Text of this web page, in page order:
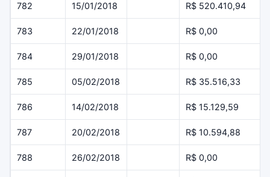
782 15/01/2018 R$ 520.410,94
783 22/01/2018 R$ 0,00
784 29/01/2018 R$ 0,00
785 05/02/2018 R$ 35.516,33
786 14/02/2018 R$ 15.129,59
787 20/02/2018 R$ 10.594,88
788 26/02/2018 R$ 0,00